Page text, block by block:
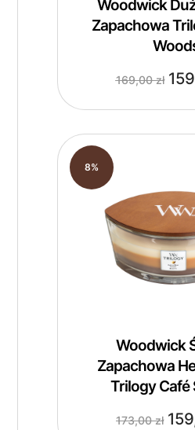
Woodwick
Zapachowa
169,00zł
Woodwick
Zapachowa
Trilogy Café
173,00zł
8%